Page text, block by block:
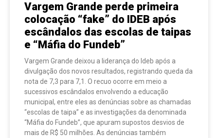
Vargem Grande perde primeira
colocação “fake” do IDEB após
escândalos das escolas de taipas
e “Máfia do Fundeb”
Vargem Grande deixou a liderança do Ideb após a
divulgação dos novos resultados, registrando queda da
nota de 7,3 para 7,1. O recuo ocorre em meio a
sucessivos escândalos envolvendo a educação
municipal, entre eles as denúncias sobre as chamadas
“escolas de taipa” e as investigações da denominada
“Máfia do Fundeb”, que apuram supostos desvios de
mais de R$ 50 milhões. As denúncias também